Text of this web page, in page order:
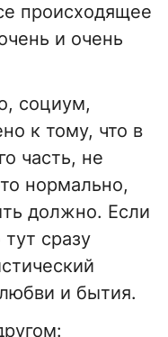
происходящее
и очень
социум,
к тому, что в
часть, не
нормально,
должно. Если
сразу
и бытия.